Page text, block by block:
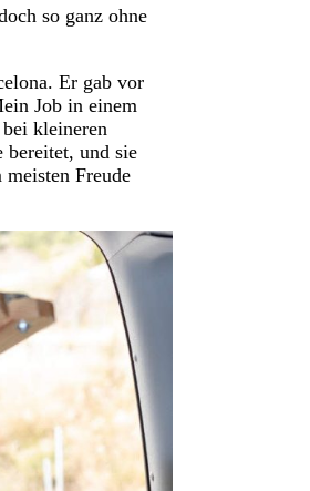
so ganz ohne
Er gab vor
Job in einem
kleineren
bereitet, und sie
Freude